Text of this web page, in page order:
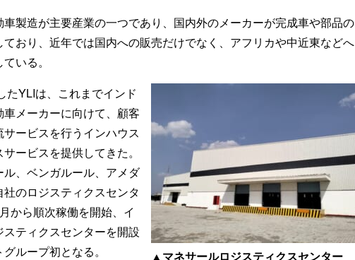
車製造が主要産業の一つであり、国内外のメーカーが完成車や部品の
おり、近年では国内への販売だけでなく、アフリカや中近東などへ
いる。
▲マネサールロジスティクスセンター
たYLIは、これまでインド
メーカーに向けて、顧客
ービスを行うインハウス
ービスを提供してきた。
、ベンガルール、アメダ
のロジスティクスセンタ
から順次稼働を開始、イ
スティクスセンターを開設
ループ初となる。